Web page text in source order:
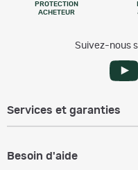
PROTECTION
ACHETEUR
Suivez-nous
Services et garanties
Besoin d'aide